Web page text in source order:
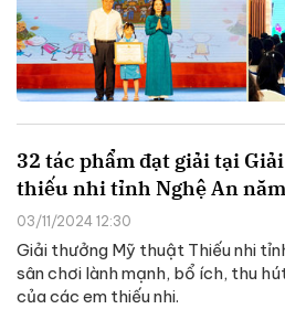
32 tác phẩm đạt giải tại
thiếu nhi tỉnh Nghệ An
03/11/2024 12:30
Giải thưởng Mỹ thuật Thiếu nhi
sân chơi lành mạnh, bổ ích, thu
của các em thiếu nhi.